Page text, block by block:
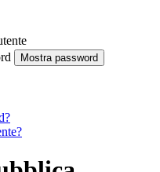
Mostra password